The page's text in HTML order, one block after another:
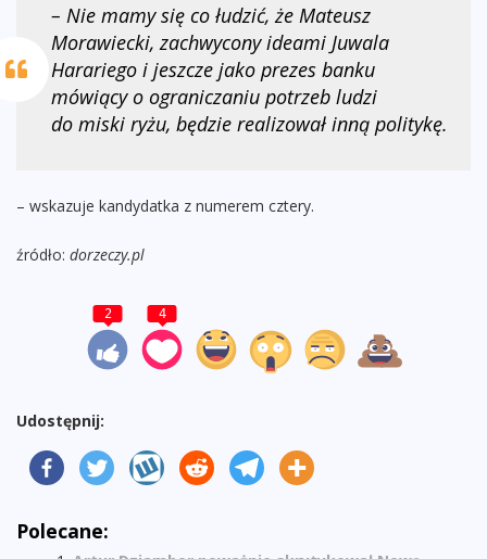
– Nie mamy się co łudzić, że Mateusz
Morawiecki, zachwycony ideami Juwala
Harariego i jeszcze jako prezes banku
mówiący o ograniczaniu potrzeb ludzi
do miski ryżu, będzie realizował inną politykę.
– wskazuje kandydatka z numerem cztery.
źródło: dorzeczy.pl
2 4
Udostępnij:
Polecane: